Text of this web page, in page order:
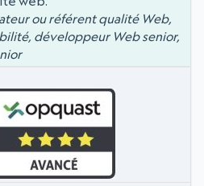
ou référent qualité Web,
développeur Web senior,